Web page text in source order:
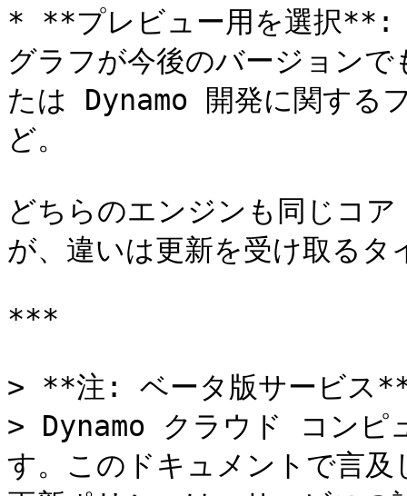
* **プレビュー用を選択**:
グラフが今後のバージョン
たは Dynamo 開発に関する
ど。
どちらのエンジンも同じコ
が、違いは更新を受け取るタ
***
> **注: ベータ版サービス
> Dynamo クラウド コンピ
す。このドキュメントで言